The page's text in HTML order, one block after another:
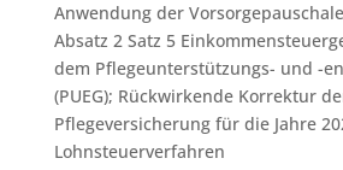
Anwendung der
Absatz 2 Satz 5
dem Pflegeunterstützungs- und -
(PUEG); Rückwirkende Korrektur
Pflegeversicherung für die Jahre
Lohnsteuerverfahren